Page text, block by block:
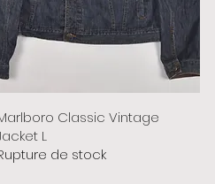
Classic Vintage
L
de stock